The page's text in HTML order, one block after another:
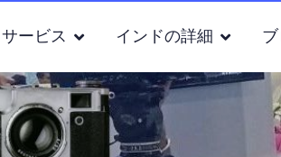
サービス インドの詳細